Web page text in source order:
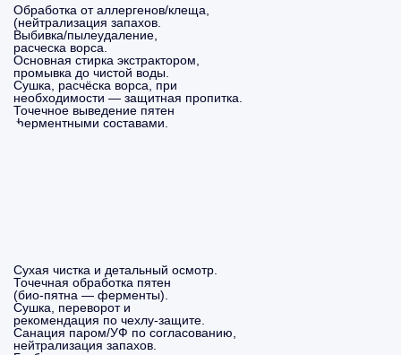
Обработка от аллергенов/клеща,
(нейтрализация запахов.
Выбивка/пылеудаление,
расческа ворса.
Основная стирка экстрактором,
промывка до чистой воды.
Сушка, расчёска ворса, при
необходимости — защитная пропитка.
Точечное выведение пятен
ферментными составами.
Сухая чистка и детальный осмотр.
Точечная обработка пятен
(био-пятна — ферменты).
Сушка, переворот и
рекомендация по чехлу-защите.
Санация паром/УФ по согласованию,
нейтрализация запахов.